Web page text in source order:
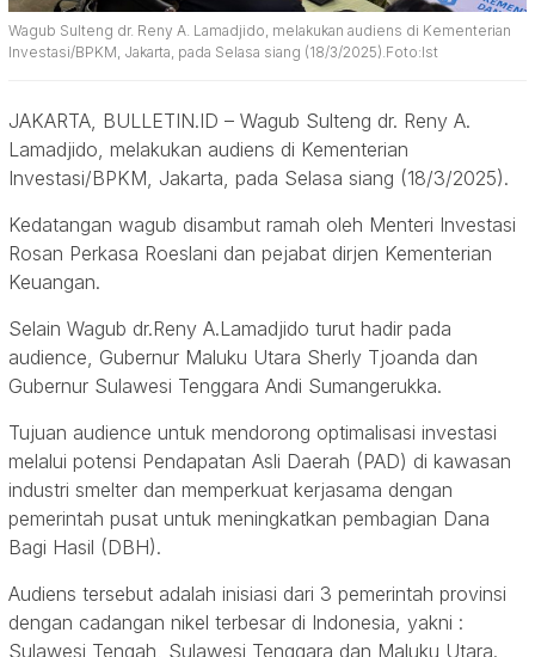
Wagub Sulteng dr. Reny A. Lamadjido, melakukan audiens di Kementerian
Investasi/BPKM, Jakarta, pada Selasa siang (18/3/2025).Foto:Ist
JAKARTA, BULLETIN.ID – Wagub Sulteng dr. Reny A.
Lamadjido, melakukan audiens di Kementerian
Investasi/BPKM, Jakarta, pada Selasa siang (18/3/2025).
Kedatangan wagub disambut ramah oleh Menteri Investasi
Rosan Perkasa Roeslani dan pejabat dirjen Kementerian
Keuangan.
Selain Wagub dr.Reny A.Lamadjido turut hadir pada
audience, Gubernur Maluku Utara Sherly Tjoanda dan
Gubernur Sulawesi Tenggara Andi Sumangerukka.
Tujuan audience untuk mendorong optimalisasi investasi
melalui potensi Pendapatan Asli Daerah (PAD) di kawasan
industri smelter dan memperkuat kerjasama dengan
pemerintah pusat untuk meningkatkan pembagian Dana
Bagi Hasil (DBH).
Audiens tersebut adalah inisiasi dari 3 pemerintah provinsi
dengan cadangan nikel terbesar di Indonesia, yakni :
Sulawesi Tengah, Sulawesi Tenggara dan Maluku Utara.